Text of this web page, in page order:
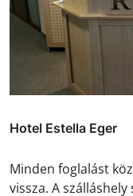
Hotel Estella Eger
Minden foglalást
vissza. A szálláshely